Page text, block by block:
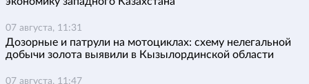
07 августа, 11:31
Дозорные и патрули на мотоциклах: схему нелегальной
добычи золота выявили в Кызылординской области
07 августа, 11:47